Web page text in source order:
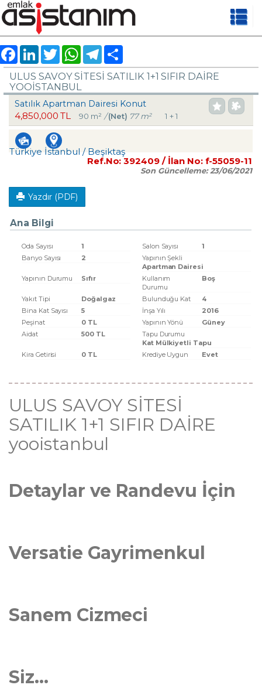
FacebookLinkedInTwitter WhatsAppTelegram
ULUS SAVOY SİTESİ SATILIK 1+1 SIFIR DAİRE
YOOISTANBUL
Satılık Apartman Dairesi Konut
4,850,000 TL 90 m² /(Net) 77 m² 1 + 1
Türkiye İstanbul / Beşiktaş
Ref.No:392409 / İlan No: f-55059-11
Son Güncelleme:23/06/2021
Yazdır (PDF)
Ana Bilgi
Oda Sayısı 1 Salon Sayısı
1
Banyo Sayısı
2
Yapının Şekli
Apartman Dairesi
Yapının Durumu
Sıfır
Kullanım
Durumu
Boş
Yakıt Tipi Doğalgaz Bulunduğu Kat
4
Bina Kat Sayısı
5 İnşa Yılı
2016
Peşinat
0 TL Yapının Yönü
Güney
Aidat
500 TL
Tapu Durumu
Kat Mülkiyetli Tapu
Kira Getirisi
0 TL Krediye Uygun Evet
ULUS SAVOY SİTESİ
SATILIK 1+1 SIFIR DAİRE
yooistanbul
Detaylar ve Randevu İçin
Versatie Gayrimenkul
Sanem Cizmeci
Siz...